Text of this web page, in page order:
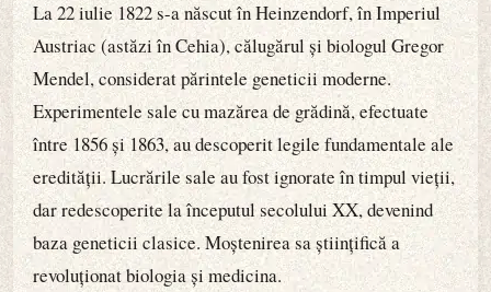
La 22 iulie 1822 s-a născut în Heinzendorf, în Imperiul
Austriac (astăzi în Cehia), călugărul și biologul Gregor
Mendel, considerat părintele geneticii moderne.
Experimentele sale cu mazărea de grădină, efectuate
între 1856 și 1863, au descoperit legile fundamentale ale
eredității. Lucrările sale au fost ignorate în timpul vieții,
dar redescoperite la începutul secolului XX, devenind
baza geneticii clasice. Moștenirea sa științifică a
revoluționat biologia și medicina.